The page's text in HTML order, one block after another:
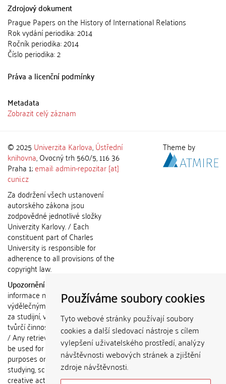
Používáme soubory cookies
Tyto webové stránky používají soubory
cookies a další sledovací nástroje s cílem
vylepšení uživatelského prostředí, analýzy
návštěvnosti webových stránek a zjištění
zdroje návštěvnosti.
Zdrojový dokument
Prague Papers on the History of International Relations
Rok vydání periodika: 2014
Ročník periodika: 2014
Číslo periodika: 2
Práva a licenční podmínky
Metadata
Zobrazit celý záznam
© 2025 Univerzita Karlova,Ústřední
knihovna, Ovocný trh 560/5, 116 36
Praha 1;email: admin-repozitar [at]
cuni.cz
Za dodržení všech ustanovení
autorského zákona jsou
zodpovědné jednotlivé složky
Univerzity Karlovy. / Each
constituent part of Charles
University is responsible for
adherence to all provisions of the
copyright law.
Upozornění / Notice:
informace nemohou být použity k
výdělečným účelům nebo vydávány
za studijní, vědeckou nebo jinou
tvůrčí činnost jiné osoby než autora.
/ Any retrieved information shall not
be used for any commercial
purposes or claimed as results of
studying, scientific or any other
creative activities of any person
Theme by